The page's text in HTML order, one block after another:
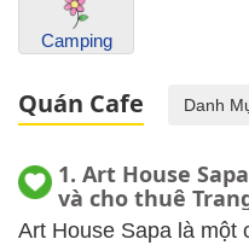
Camping
Quán Cafe Danh
1. Art House
và cho thuê
Sapa
Art House Sapa là một